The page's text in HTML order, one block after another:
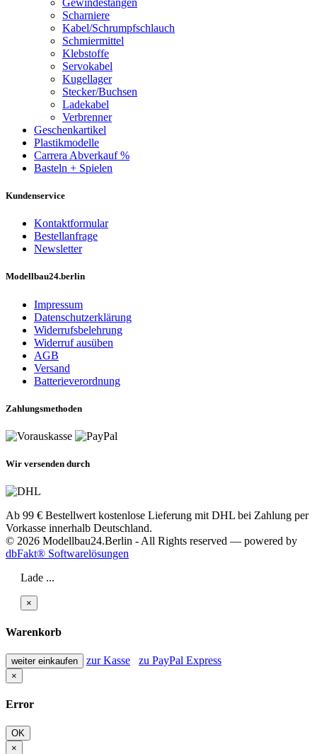
Scharniere
Kabel/Schrumpfschlauch
Schmiermittel
Klebstoffe
Servokabel
Kugellager
Stecker/Buchsen
Ladekabel
Verbrenner
Geschenkartikel
Plastikmodelle
Carrera Abverkauf %
Basteln + Spielen
Kundenservice
Kontaktformular
Bestellanfrage
Newsletter
Modellbau24.berlin
Impressum
Datenschutzerklärung
Widerrufsbelehrung
Widerruf ausüben
AGB
Versand
Batterieverordnung
Zahlungsmethoden
Wir versenden durch
Ab 99 € Bestellwert kostenlose Lieferung mit DHL bei Zahlung per
Vorkasse innerhalb Deutschland.
© 2026 Modellbau24.Berlin - All Rights reserved — powered by
dbFakt® Softwarelösungen
Lade ...
×
Warenkorb
weiter einkaufen zur Kasse zu PayPal Express
×
Error
OK
×